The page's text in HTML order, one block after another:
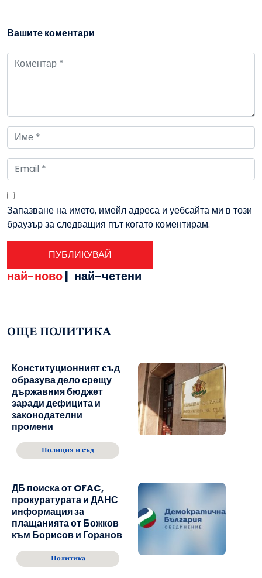
Вашите коментари
Запазване на името, имейл адреса и уебсайта ми в този
браузър за следващия път когато коментирам.
най-ново| най-четени
ОЩЕ ПОЛИТИКА
Конституционният съд
образува дело срещу
държавния бюджет
заради дефицита и
законодателни
промени
Полиция и съд
ДБ поиска от OFAC,
прокуратурата и ДАНС
информация за
плащанията от Божков
към Борисов и Горанов
Политика